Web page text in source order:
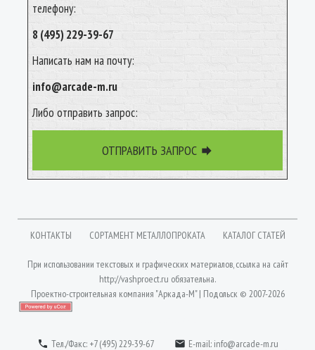
телефону:
8 (495) 229-39-67
Написать нам на почту:
info@arcade-m.ru
Либо отправить запрос:
ОТПРАВИТЬ ЗАПРОС 
КОНТАКТЫ СОРТАМЕНТ МЕТАЛЛОПРОКАТА КАТАЛОГ СТАТЕЙ
При использовании текстовых и графических материалов, ссылка на сайт
http://vashproect.ru обязательна.
Проектно-строительная компания "Аркада-М" | Подольск © 2007-2026
 Тел./Факс: +7 (495) 229-39-67  E-mail: info@arcade-m.ru